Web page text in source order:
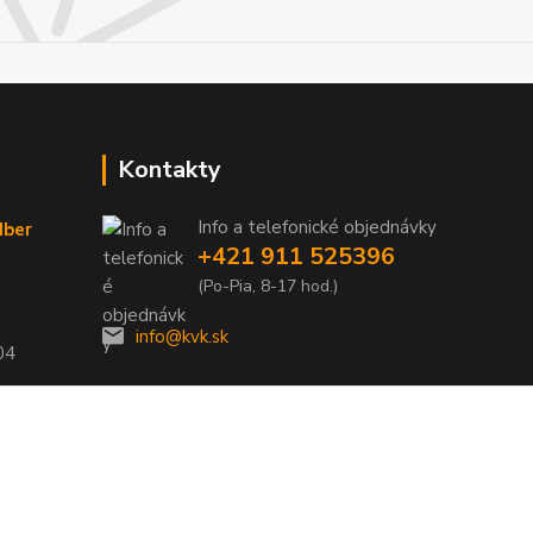
Kontakty
Info a telefonické objednávky
+421 911 525396
(Po-Pia, 8-17 hod.)
info@kvk.sk